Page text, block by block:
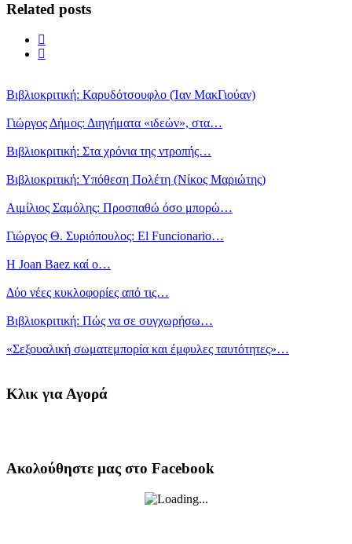
Related posts
Βιβλιοκριτική: Καρυδότσουφλο (Ίαν ΜακΓιούαν)
Γιώργος Δήμος: Διηγήματα «ιδεών», στα…
Βιβλιοκριτική: Στα χρόνια της ντροπής…
Βιβλιοκριτική: Υπόθεση Πολέτη (Νίκος Μαριώτης)
Αιμίλιος Σαμόλης: Προσπαθώ όσο μπορώ…
Γιώργος Θ. Συριόπουλος: El Funcionario…
Η Joan Baez καί ο…
Δύο νέες κυκλοφορίες από τις…
Βιβλιοκριτική: Πώς να σε συγχωρήσω…
«Σεξουαλική σωματεμπορία και έμφυλες ταυτότητες»…
Κλικ για Αγορά
Ακολούθηστε μας στο Facebook